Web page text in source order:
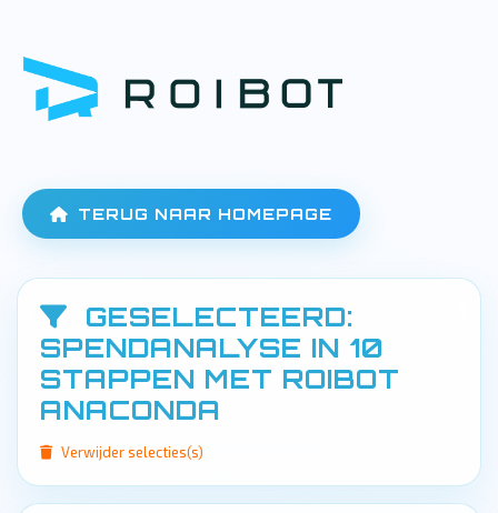
TERUG NAAR HOMEPAGE
GESELECTEERD:
SPENDANALYSE IN 10
STAPPEN MET ROIBOT
ANACONDA
Verwijder selecties(s)